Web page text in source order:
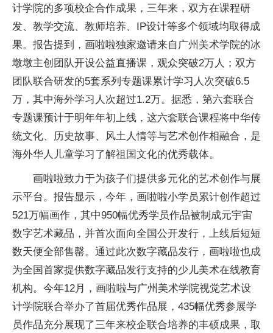
计学院的多项校企合作成果，三年来，双方在课程研
发、教学交流、教师培养、IP设计等多个领域均取得成
果。报告提到，画啦啦独家邀请来自广州美术学院的冰
墩墩主创团队开设公益直播课，观众突破2万人；双方
团队联合研发的5套系列专题课累计学习人次突破6.5
万，其中海外学习人次超过1.2万。据悉，第六套联合
专题课预计于明年年初上线，这六套联合课程将中华传
统文化、历史故事、风土人情等与艺术创作相融合，是
海外华人儿童学习了解祖国文化的优秀载体。
画啦啦致力于为孩子们提供多元化的艺术创作与展
示平台。报告显示，今年，画啦啦小学员累计创作超过
521万幅画作，其中950幅优秀学员作品被制成元宇宙
数字艺术藏品，并首次面向全国公开发行，上线后短短
数天便全部售罄。通过此次数字藏品发行，画啦啦也成
为全国首家提供数字藏品发行支持的少儿美术在线教育
机构。今年12月，画啦啦与广州美术学院视觉艺术设
计学院联合举办了首届优秀作品展，435幅优秀参展学
员作品充分展现了三年来校企联合培养的丰硕成果，取